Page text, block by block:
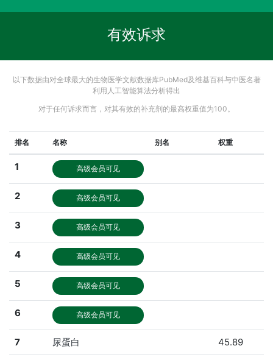
有效诉求
以下数据由对全球最大的生物医学文献数据库PubMed及维基百科与中医名著
利用人工智能算法分析得出
对于任何诉求而言，对其有效的补充剂的最高权重值为100。
排名 名称 别名 权重
1 高级会员可见
2 高级会员可见
3 高级会员可见
4 高级会员可见
5 高级会员可见
6 高级会员可见
7 尿蛋白 45.89